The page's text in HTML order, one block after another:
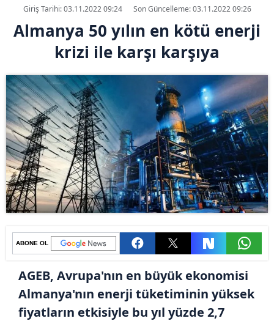
Giriş Tarihi: 03.11.2022 09:24 Son Güncelleme: 03.11.2022 09:26
Almanya 50 yılın en kötü enerji
krizi ile karşı karşıya
ABONE OL
AGEB, Avrupa'nın en büyük ekonomisi
Almanya'nın enerji tüketiminin yüksek
fiyatların etkisiyle bu yıl yüzde 2,7